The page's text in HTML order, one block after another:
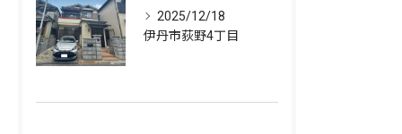
2025/12/18
伊丹市荻野4丁目